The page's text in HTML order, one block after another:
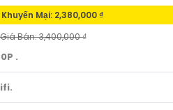
Mại: 2,380,000 ₫
Giá Bán: 3,400,000 ₫
.